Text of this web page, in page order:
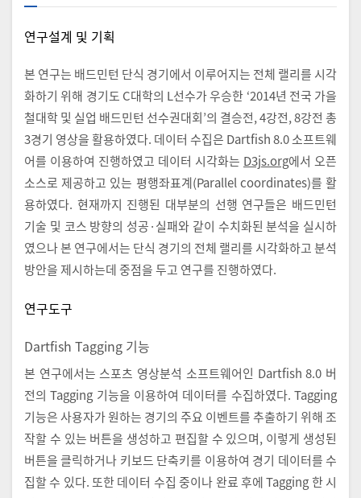
연구설계 및 기획
본 연구는 배드민턴 단식 경기에서 이루어지는 전체 랠리를 시각
화하기 위해 경기도 C대학의 L선수가 우승한 ‘2014년 전국 가을
철대학 및 실업 배드민턴 선수권대회’의 결승전, 4강전, 8강전 총
3경기 영상을 활용하였다. 데이터 수집은 Dartfish 8.0 소프트웨
어를 이용하여 진행하였고 데이터 시각화는 D3js.org에서 오픈
소스로 제공하고 있는 평행좌표계(Parallel coordinates)를 활
용하였다. 현재까지 진행된 대부분의 선행 연구들은 배드민턴
기술 및 코스 방향의 성공·실패와 같이 수치화된 분석을 실시하
였으나 본 연구에서는 단식 경기의 전체 랠리를 시각화하고 분석
방안을 제시하는데 중점을 두고 연구를 진행하였다.
연구도구
Dartfish Tagging 기능
본 연구에서는 스포츠 영상분석 소프트웨어인 Dartfish 8.0 버
전의 Tagging 기능을 이용하여 데이터를 수집하였다. Tagging
기능은 사용자가 원하는 경기의 주요 이벤트를 추출하기 위해 조
작할 수 있는 버튼을 생성하고 편집할 수 있으며, 이렇게 생성된
버튼을 클릭하거나 키보드 단축키를 이용하여 경기 데이터를 수
집할 수 있다. 또한 데이터 수집 중이나 완료 후에 Tagging 한 시